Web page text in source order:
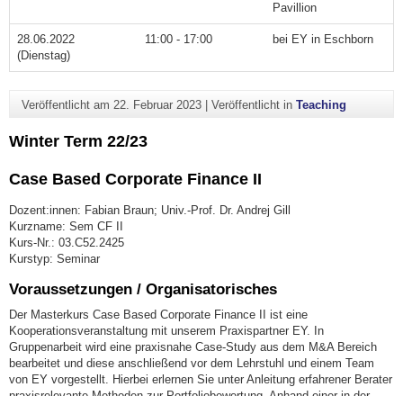
Pavillion
28.06.2022
(Dienstag)
11:00 - 17:00 bei EY in Eschborn
Veröffentlicht am 22. Februar 2023| Veröffentlicht in Teaching
Winter Term 22/23
Case Based Corporate Finance II
Dozent:innen: Fabian Braun; Univ.-Prof. Dr. Andrej Gill
Kurzname: Sem CF II
Kurs-Nr.: 03.C52.2425
Kurstyp: Seminar
Voraussetzungen / Organisatorisches
Der Masterkurs Case Based Corporate Finance II ist eine
Kooperationsveranstaltung mit unserem Praxispartner EY. In
Gruppenarbeit wird eine praxisnahe Case-Study aus dem M&A Bereich
bearbeitet und diese anschließend vor dem Lehrstuhl und einem Team
von EY vorgestellt. Hierbei erlernen Sie unter Anleitung erfahrener Berater